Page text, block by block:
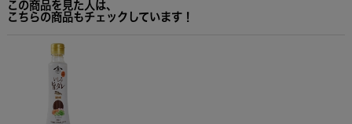
この商品を見た人は、
こちらの商品もチェックしています！